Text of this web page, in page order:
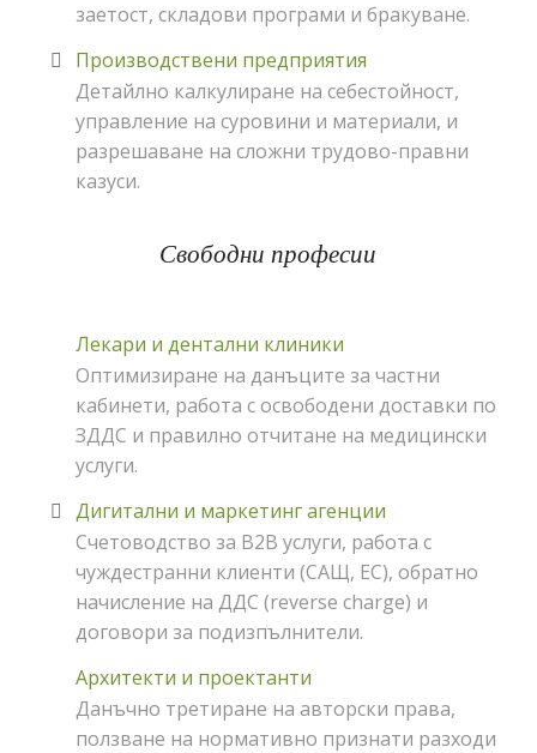
заетост, складови програми и бракуване.
Производствени предприятия
Детайлно калкулиране на себестойност,
управление на суровини и материали, и
разрешаване на сложни трудово-правни
казуси.
Свободни професии
Лекари и дентални клиники
Оптимизиране на данъците за частни
кабинети, работа с освободени доставки по
ЗДДС и правилно отчитане на медицински
услуги.
Дигитални и маркетинг агенции
Счетоводство за B2B услуги, работа с
чуждестранни клиенти (САЩ, ЕС), обратно
начисление на ДДС (reverse charge) и
договори за подизпълнители.
Архитекти и проектанти
Данъчно третиране на авторски права,
ползване на нормативно признати разходи